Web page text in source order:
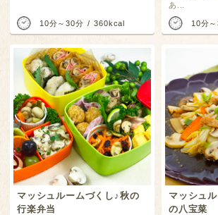
10分～30分 360kcal
あ...
10分
マッシュルームづくし♪秋の
行楽弁当
マッシュ
の八宝菜